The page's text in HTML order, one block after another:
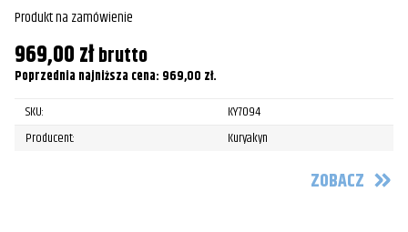
Produkt na zamówienie
969,00złbrutto
Poprzednia najniższa cena: 969,00 zł.
SKU:
KY7094
Producent:
Kuryakyn
ZOBACZ